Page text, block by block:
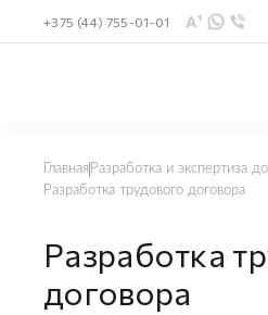
+375 (44) 755-01-01
Главная Разработка и экспертиза
Разработка трудового договора
Разработка
договора